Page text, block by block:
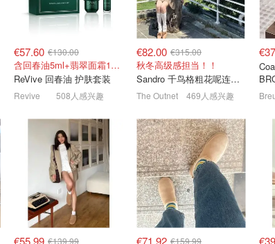
Jack Wolfskin 户外圈之
“夯”⛰️冲锋衣€55 抓绒夹克
低至3折+叠8.8折！
TESSABIT 清仓大促
CarharttT恤€23 拉夫劳伦棒
球帽€37
4折起+叠8折！
€57.60 €130.00
含回春油5ml+翡翠面霜10ml
ReVive 回春油 护肤套装
Revive 508人感兴趣
€82.00 €315.00
秋冬高级感担当！！
Sandro 千鸟格粗花呢连衣裙
The Outnet 469人感兴趣
桶包
€55.99 €139.99 €71.92 €159.99